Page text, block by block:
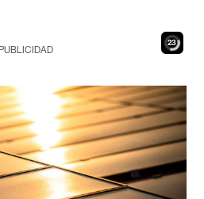
21
PUBLICIDAD